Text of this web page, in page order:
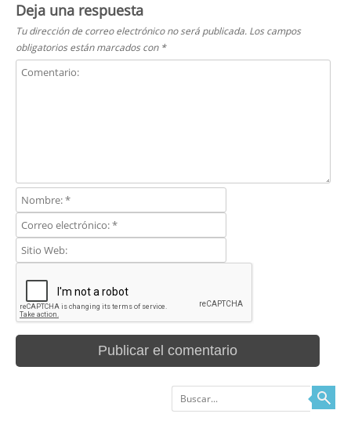
Deja una respuesta
Tu dirección de correo electrónico no será publicada. Los campos
obligatorios están marcados con *
Buscar